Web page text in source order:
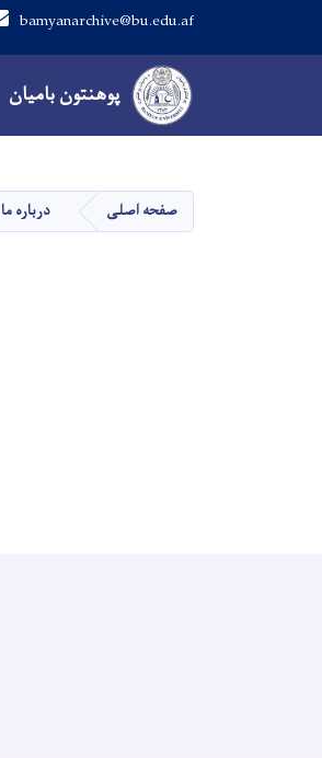
پوهنتون بامیان
bamyanarchive@bu.edu.af
Main navigation
پوهنتون بامیان
صفحه اصلی درباره ما